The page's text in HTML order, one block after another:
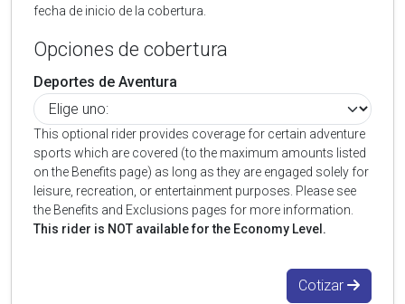
fecha de inicio de la cobertura.
Opciones de cobertura
Deportes de Aventura
This optional rider provides coverage for certain adventure
sports which are covered (to the maximum amounts listed
on the Benefits page) as long as they are engaged solely for
leisure, recreation, or entertainment purposes. Please see
the Benefits and Exclusions pages for more information.
This rider is NOT available for the Economy Level.
Cotizar